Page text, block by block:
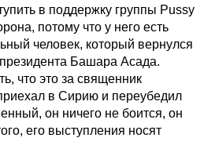
в поддержку группы Pussy
потому что у него есть
человек, который вернулся
Башара Асада.
что это за священник
в Сирию и переубедил
он ничего не боится, он
его выступления носят